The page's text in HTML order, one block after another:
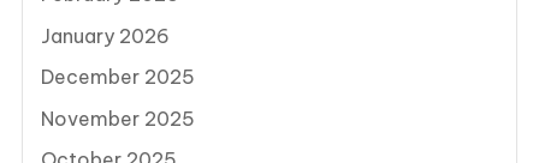
January 2026
December 2025
November 2025